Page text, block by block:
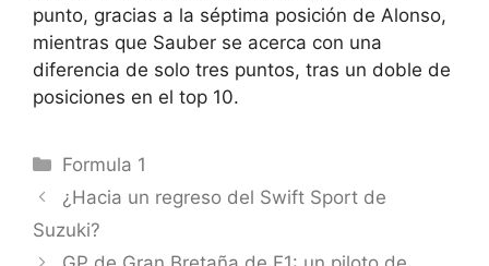
punto, gracias a la séptima posición de Alonso,
mientras que Sauber se acerca con una
diferencia de solo tres puntos, tras un doble de
posiciones en el top 10.
Categorías
Formula 1
¿Hacia un regreso del Swift Sport de
Suzuki?